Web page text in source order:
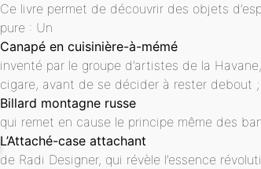
Ce livre permet de découvrir des objets
pure : Un
Canapé en cuisinière-à-mémé
inventé par le groupe d’artistes de la
cigare, avant de se décider à rester debout
Billard montagne russe
qui remet en cause le principe même des
L’Attaché-case attachant
de Radi Designer, qui révèle l’essence